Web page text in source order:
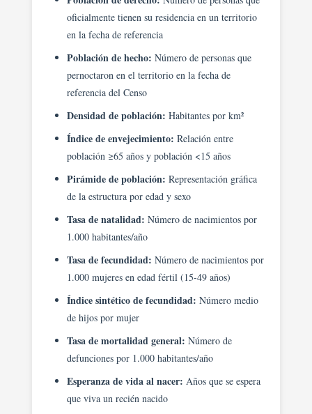
oficialmente tienen su residencia en un territorio
en la fecha de referencia
Población de hecho: Número de personas que
pernoctaron en el territorio en la fecha de
referencia del Censo
Densidad de población: Habitantes por km²
Índice de envejecimiento: Relación entre
población ≥65 años y población <15 años
Pirámide de población: Representación gráfica
de la estructura por edad y sexo
Tasa de natalidad: Número de nacimientos por
1.000 habitantes/año
Tasa de fecundidad: Número de nacimientos por
1.000 mujeres en edad fértil (15-49 años)
Índice sintético de fecundidad: Número medio
de hijos por mujer
Tasa de mortalidad general: Número de
defunciones por 1.000 habitantes/año
Esperanza de vida al nacer: Años que se espera
que viva un recién nacido